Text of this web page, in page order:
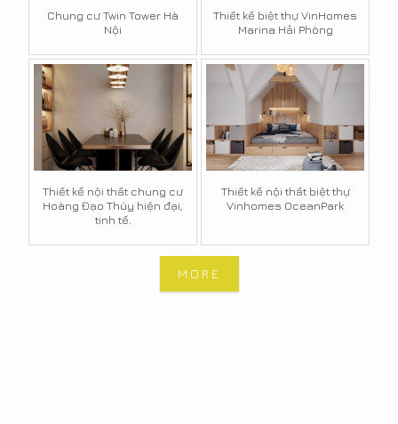
Chung cư Twin Tower Hà
Nội
Thiết kế biệt thự VinHomes
Marina Hải Phòng
Thiết kế nội thất chung cư
Hoàng Đạo Thúy hiện đại,
tinh tế.
Thiết kế nội thất biệt thự
Vinhomes OceanPark
MORE